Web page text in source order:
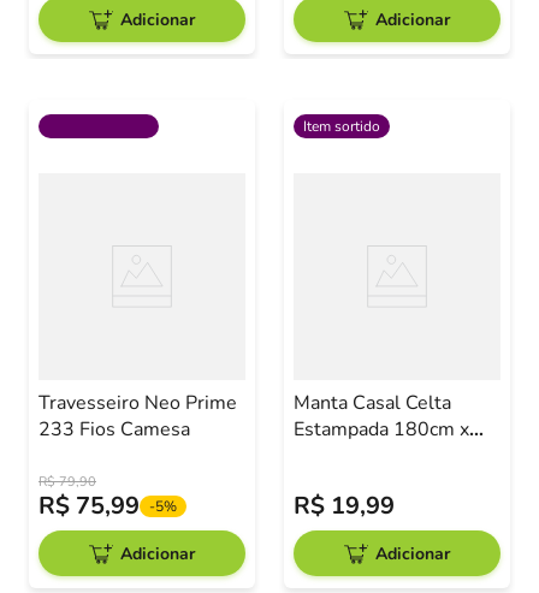
Adicionar Adicionar
Travesseiro Neo Prime
233 Fios Camesa
R$ 79,90
R$ 75,99 -5%
Adicionar
Item sortido
Manta Casal Celta
Estampada 180cm x
R$ 19,99
Adicionar